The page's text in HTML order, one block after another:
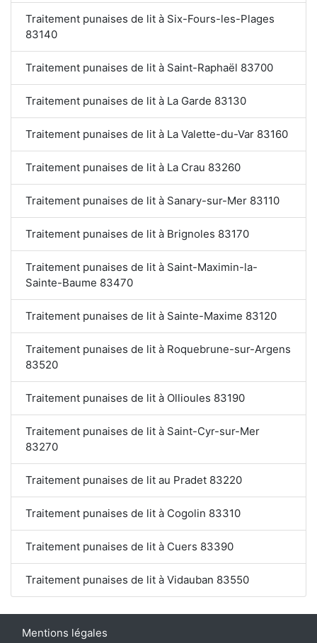
Traitement punaises de lit à Six-Fours-les-Plages
83140
Traitement punaises de lit à Saint-Raphaël 83700
Traitement punaises de lit à La Garde 83130
Traitement punaises de lit à La Valette-du-Var 83160
Traitement punaises de lit à La Crau 83260
Traitement punaises de lit à Sanary-sur-Mer 83110
Traitement punaises de lit à Brignoles 83170
Traitement punaises de lit à Saint-Maximin-la-
Sainte-Baume 83470
Traitement punaises de lit à Sainte-Maxime 83120
Traitement punaises de lit à Roquebrune-sur-Argens
83520
Traitement punaises de lit à Ollioules 83190
Traitement punaises de lit à Saint-Cyr-sur-Mer
83270
Traitement punaises de lit au Pradet 83220
Traitement punaises de lit à Cogolin 83310
Traitement punaises de lit à Cuers 83390
Traitement punaises de lit à Vidauban 83550
Mentions légales